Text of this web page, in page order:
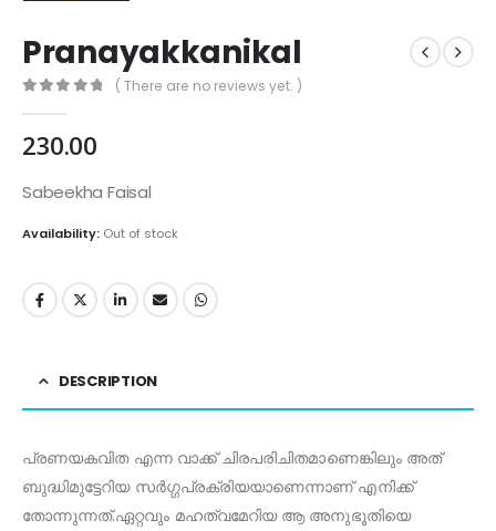
Pranayakkanikal
( There are no reviews yet. )
230.00
Sabeekha Faisal
Availability: Out of stock
DESCRIPTION
പ്രണയകവിത എന്നവാക്ക് ചിരപരിചിതമാണെങ്കിലും അത്
ബുദ്ധിമുട്ടേറിയ സർഗ്ഗപ്രക്രിയയാണെന്നാണ് എനിക്ക്
തോന്നുന്നത്.ഏറ്റവും മഹത്വമേറിയ ആ അനുഭൂതിയെ